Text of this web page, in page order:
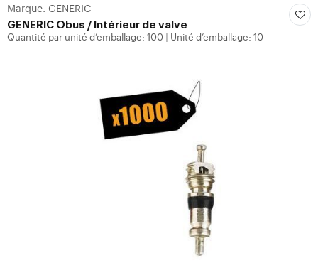
Marque: GENERIC
GENERIC Obus / Intérieur de valve
Quantité par unité d’emballage: 100 Unité d’emballage: 10